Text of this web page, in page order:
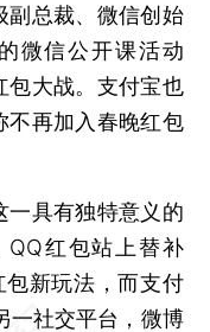
副总裁、微信创始
微信公开课活动
包大战。支付宝也
不再加入春晚红包
具有独特意义的
红包站上替补
包新玩法，而支付
一社交平台，微博